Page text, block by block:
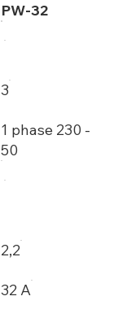
PW-32
3
1 phase 230 -
50
2,2
32 A